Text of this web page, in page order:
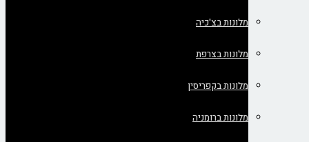
מלונות בצ'כיה
מלונות בצרפת
מלונות בקפריסין
מלונות ברומניה